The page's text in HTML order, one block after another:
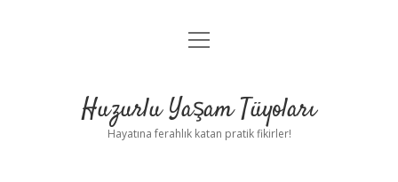
Anasayfa
Yasal Uyarı
menüyü
Huzurlu Yaşam Tüyoları
Hayatına ferahlık katan pratik fikirler!